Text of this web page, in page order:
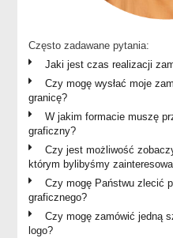
Często zadawane pytania:
Jaki jest czas realizacji
Czy mogę wysłać moje
granicę?
W jakim formacie muszę
graficzny?
Czy jest możliwość
którym bylibyśmy
Czy mogę Państwu zlecić
graficznego?
Czy mogę zamówić jedną
logo?